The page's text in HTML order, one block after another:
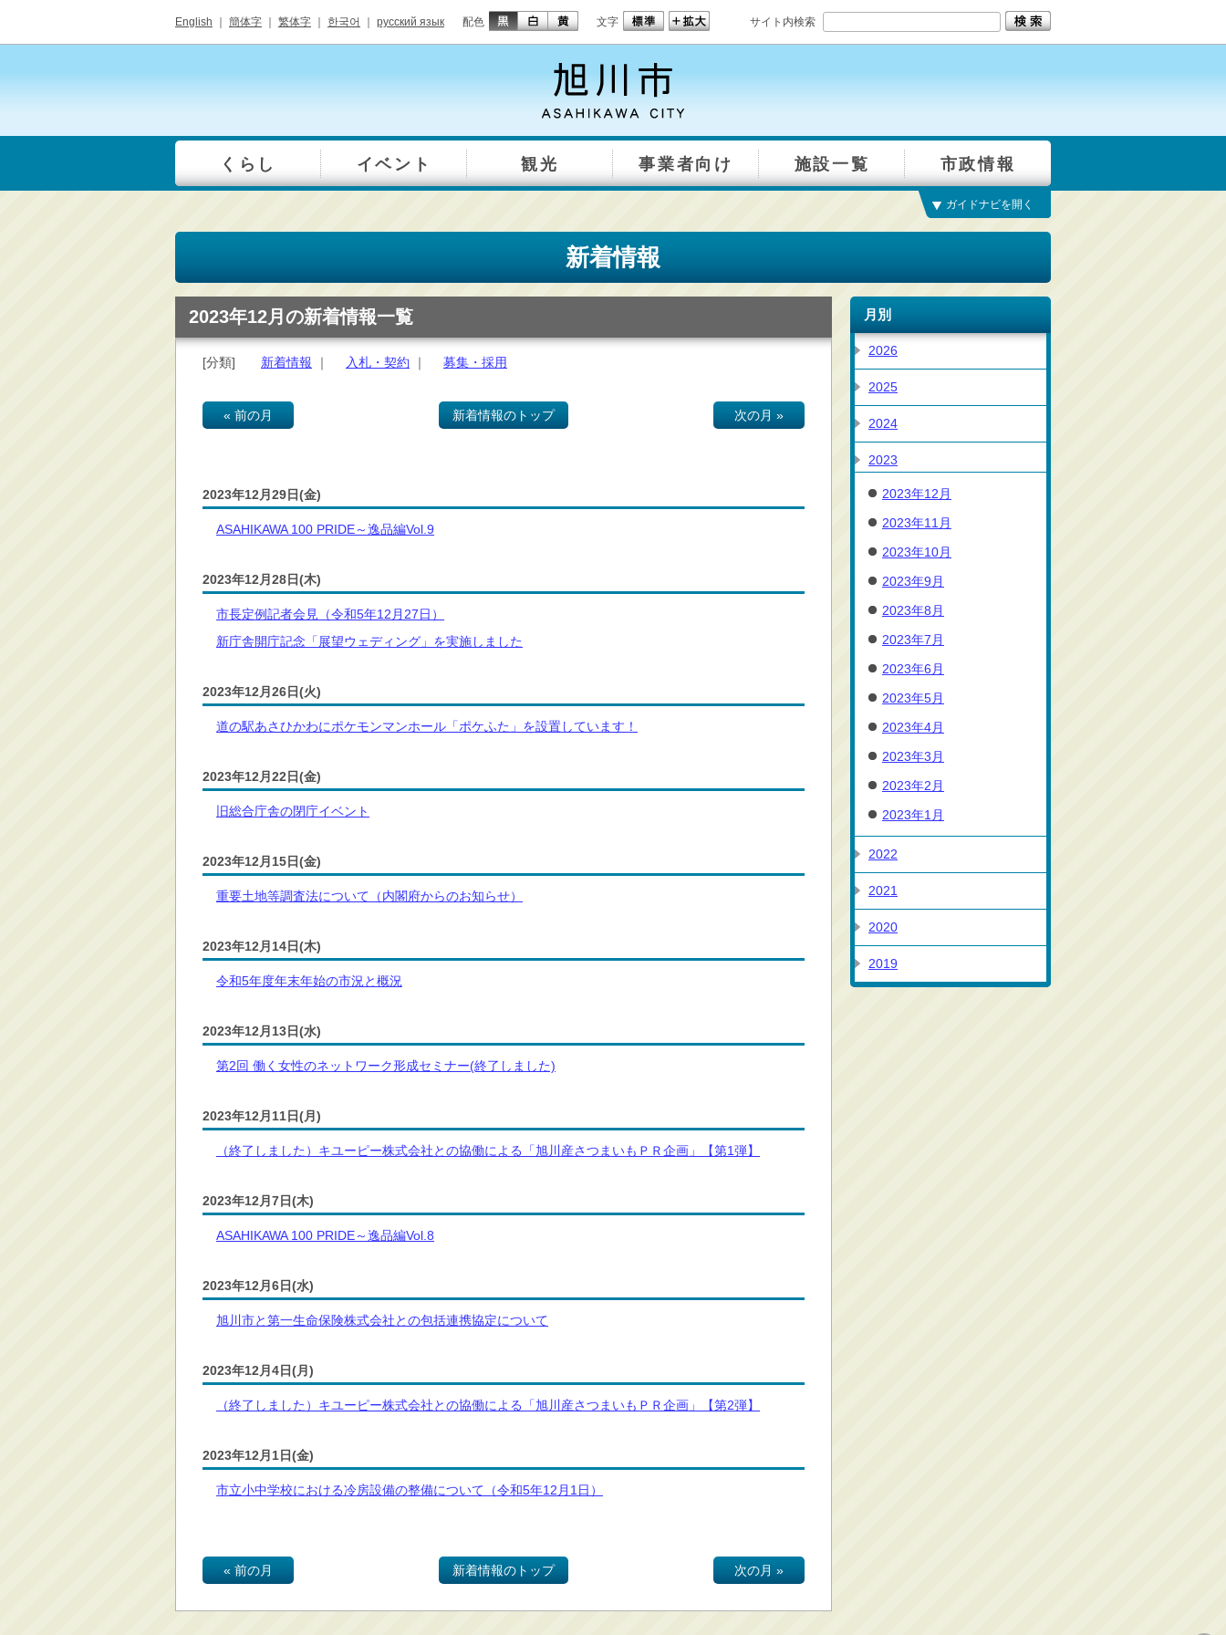
English 簡体字 繁体字 한국어 русский язык 配色 文字 サイト内検索
一覧
くらし イベント 観光 事業者向け 施設一覧 市政情報
手続き・届出（戸籍・
健康・福祉・衛生・ペ
ット
子育て・学校教育
境保全
消防・救急
学ぶ・文化・スポーツ
産業・しごと・消費生
住宅・土地・都市計画
市民活動・参加・地域
まちづくり
公共交通・空港
市議会・選挙
ガイドナビを開く
新着情報
2023年12月の新着情報一覧
[分類] 新着情報 ｜ 入札・契約 ｜ 募集・採用
« 前の月 新着情報のトップ 次の月 »
2023年12月29日(金)
ASAHIKAWA 100 PRIDE～逸品編Vol.9
2023年12月28日(木)
市長定例記者会見（令和5年12月27日）
新庁舎開庁記念「展望ウェディング」を実施しました
2023年12月26日(火)
道の駅あさひかわにポケモンマンホール「ポケふた」を設置しています！
2023年12月22日(金)
旧総合庁舎の閉庁イベント
2023年12月15日(金)
重要土地等調査法について（内閣府からのお知らせ）
2023年12月14日(木)
令和5年度年末年始の市況と概況
2023年12月13日(水)
第2回 働く女性のネットワーク形成セミナー(終了しました)
2023年12月11日(月)
（終了しました）キユーピー株式会社との協働による「旭川産さつまいもＰＲ企画」【第1弾】
2023年12月7日(木)
ASAHIKAWA 100 PRIDE～逸品編Vol.8
2023年12月6日(水)
旭川市と第一生命保険株式会社との包括連携協定について
2023年12月4日(月)
（終了しました）キユーピー株式会社との協働による「旭川産さつまいもＰＲ企画」【第2弾】
2023年12月1日(金)
市立小中学校における冷房設備の整備について（令和5年12月1日）
« 前の月 新着情報のトップ 次の月 »
月別
2026
2025
2024
2023
2023年12月
2023年11月
2023年10月
2023年9月
2023年8月
2023年7月
2023年6月
2023年5月
2023年4月
2023年3月
2023年2月
2023年1月
2022
2021
2020
2019